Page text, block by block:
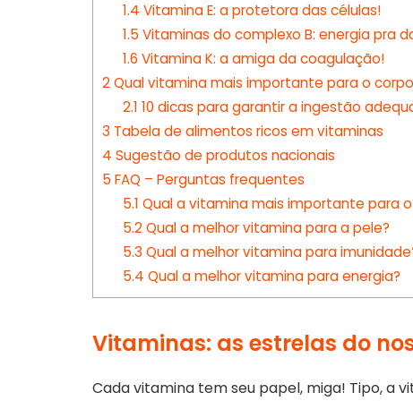
1.4 Vitamina E: a protetora das células!
1.5 Vitaminas do complexo B: energia pra
1.6 Vitamina K: a amiga da coagulação!
2Qual vitamina mais importante para o
2.1 10 dicas para garantir a ingestão
3 Tabela de alimentos ricos em vitaminas
4 Sugestão de produtos nacionais
5 FAQ – Perguntas frequentes
5.1 Qual a vitamina mais importante para
5.2Qual a melhor vitamina para a pele?
5.3 Qual a melhor vitamina para
5.4 Qual a melhor vitamina para energia?
Vitaminas: as estrelas do
Cada vitamina tem seu papel, miga! Tipo, a